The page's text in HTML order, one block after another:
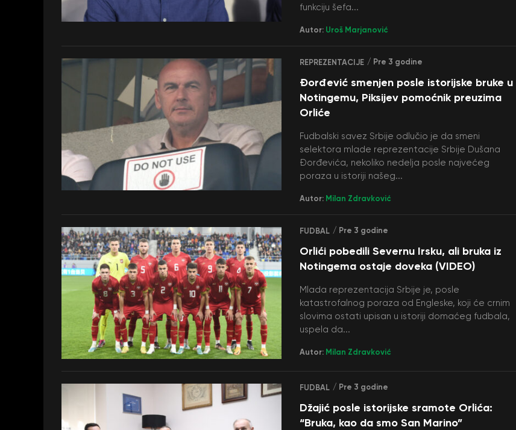
funkciju šefa...
Autor: Uroš Marjanović
REPREZENTACIJE / Pre 3 godine
Đorđević smenjen posle istorijske bruke u
Notingemu, Piksijev pomoćnik preuzima
Orliće
Fudbalski savez Srbije odlučio je da smeni
selektora mlade reprezentacije Srbije Dušana
Đorđevića, nekoliko nedelja posle najvećeg
poraza u istoriji našeg...
Autor: Milan Zdravković
FUDBAL / Pre 3 godine
Orlići pobedili Severnu Irsku, ali bruka iz
Notingema ostaje doveka (VIDEO)
Mlada reprezentacija Srbije je, posle
katastrofalnog poraza od Engleske, koji će crnim
slovima ostati upisan u istoriji domaćeg fudbala,
uspela da...
Autor: Milan Zdravković
FUDBAL / Pre 3 godine
Džajić posle istorijske sramote Orlića:
“Bruka, kao da smo San Marino”